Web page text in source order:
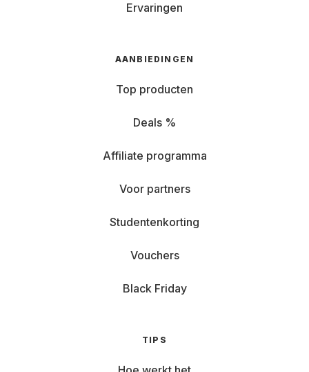
Ervaringen
AANBIEDINGEN
Top producten
Deals %
Affiliate programma
Voor partners
Studentenkorting
Vouchers
Black Friday
TIPS